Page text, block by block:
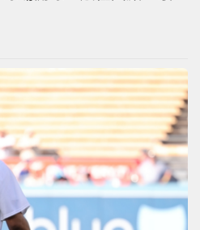
場開球 感性回顧「敢